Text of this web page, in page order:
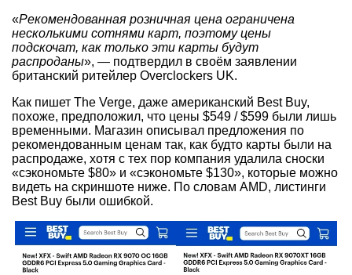
«Рекомендованная розничная цена ограничена
несколькими сотнями карт, поэтому цены
подскочат, как только эти карты будут
распроданы», — подтвердил в своём заявлении
британский ритейлер Overclockers UK.
Как пишет The Verge, даже американский Best Buy,
похоже, предположил, что цены $549 / $599 были лишь
временными. Магазин описывал предложения по
рекомендованным ценам так, как будто карты были на
распродаже, хотя с тех пор компания удалила сноски
«сэкономьте $80» и «сэкономьте $130», которые можно
видеть на скриншоте ниже. По словам AMD, листинги
Best Buy были ошибкой.